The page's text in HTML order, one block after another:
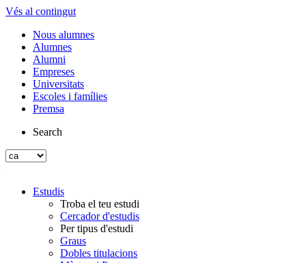
Vés al contingut
Nous alumnes
Alumnes
Alumni
Empreses
Universitats
Escoles i famílies
Premsa
Search
Estudis
Troba el teu estudi
Cercador d'estudis
Per tipus d'estudi
Graus
Dobles titulacions